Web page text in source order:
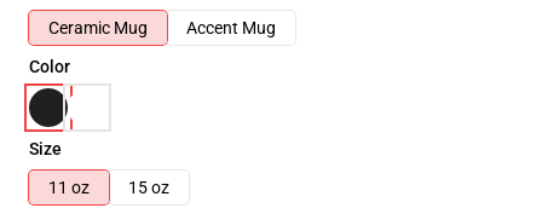
Ceramic Mug
Accent Mug
Color
Size
11 oz
15 oz